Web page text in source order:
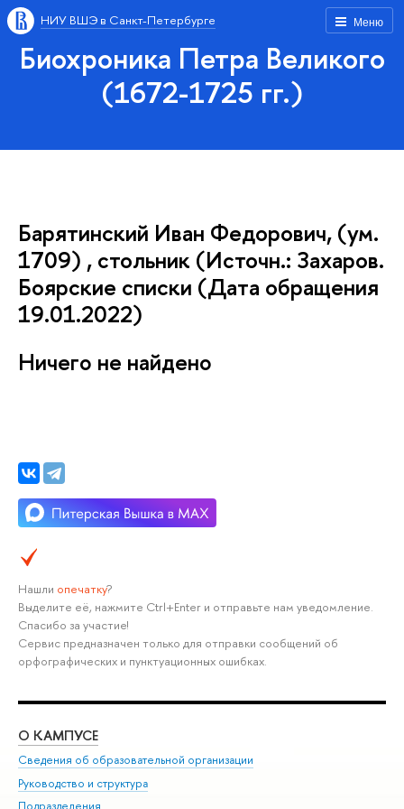
Меню
НИУ ВШЭ в Санкт-Петербурге
Биохроника Петра Великого
(1672-1725 гг.)
Барятинский Иван Федорович, (ум.
1709) , стольник (Источн.: Захаров.
Боярские списки (Дата обращения
19.01.2022)
Ничего не найдено
Нашли опечатку?
Выделите её, нажмите Ctrl+Enter и отправьте нам уведомление.
Спасибо за участие!
Сервис предназначен только для отправки сообщений об
орфографических и пунктуационных ошибках.
О КАМПУСЕ
Сведения об образовательной организации
Руководство и структура